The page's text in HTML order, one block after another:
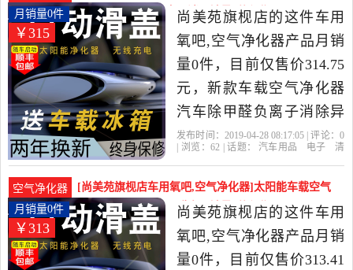
高的整理架,置物架,收纳
架，由广东 广州发货。
化器汽车除甲醛负离子消月销量0件仅售314.75元
￥315
月销量0件
尚美苑旗枧店的这件车用
氧吧,空气净化器产品月销
量0件，目前仅售价314.75
元，新款车载空气净化器
汽车除甲醛负离子消除异
味车内臭氧杀菌车用去是
汽车用品,电子,清洗,改装当
中性价比很高的车用氧吧,
空气净化器，由浙江 温州
发货。
发布时间：2019-04-28 08:17:05 | 评论： 0
| 浏览：62 | 话题： 汽车用品 电子
清
空气净化器
[尚美苑旗枧店车用氧吧,空气净化器]太阳能车载空气
净化器负离子消除甲醛去月销量0件仅售313.41元
￥313
月销量0件
尚美苑旗枧店的这件车用
氧吧,空气净化器产品月销
量0件，目前仅售价313.41